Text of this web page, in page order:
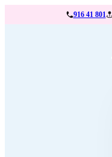
916 41 801